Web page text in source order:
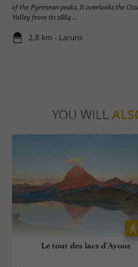
of the Pyrenean peaks. It overlooks the
Valley from its 2884 ...
2,8 km - Laruns
YOU WILL
Le tour des lacs d'Ayous